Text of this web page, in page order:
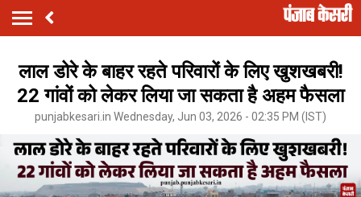
लाल डोरे के बाहर रहते परिवारों के लिए खुशखबरी!
22 गांवों को लेकर लिया जा सकता है अहम फैसला
punjabkesari.in Wednesday, Jun 03, 2026 - 02:35 PM (IST)